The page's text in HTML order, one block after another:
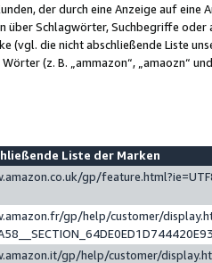
der durch eine Anzeige auf
über Schlagwörter, Suchbegriffe
(vgl. die nicht abschließende Liste
(z. B. „ammazon“, „amaozn“
Liste der Marken
gp/
gp/help/customer/
gp/help/customer/